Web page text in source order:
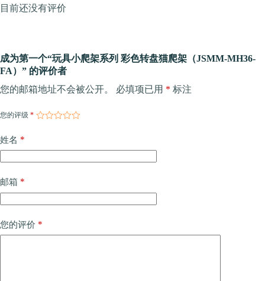
MH36-
目前还没有评价
成为第一个“玩具小爬架系列 彩色转盘猫爬架（JSMM-MH36-
FA）” 的评价者
您的邮箱地址不会被公开。
必填项已用 * 标注
您的评级 *
姓名 *
邮箱 *
您的评价 *